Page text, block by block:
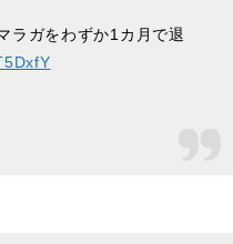
ラガをわずか1カ月で退